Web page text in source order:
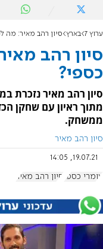
ערוץ 7 בארץ סיון רהב מאיר: מה
סיון רהב
כספי?
סיון רהב מאיר נזכרת
מתוך ראיון עם שחקן
ממשחק.
סיון רהב מאיר
19.07.21, 14:05
עומרי כספי סיון רהב מאיר